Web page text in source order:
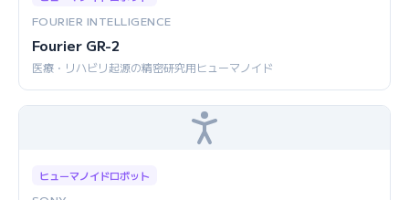
FOURIER INTELLIGENCE
Fourier GR-2
医療・リハビリ起源の精密研究用ヒューマノイド
ヒューマノイドロボット